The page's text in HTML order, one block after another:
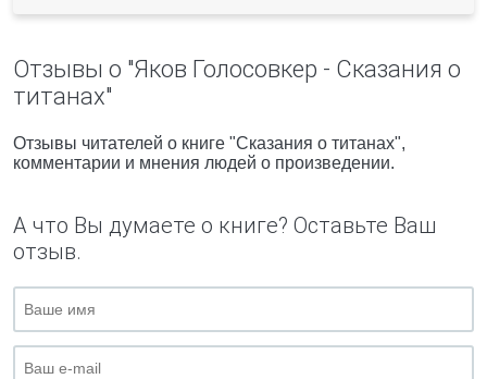
Отзывы о "Яков Голосовкер - Сказания о
титанах"
Отзывы читателей о книге "Сказания о титанах",
комментарии и мнения людей о произведении.
А что Вы думаете о книге? Оставьте Ваш
отзыв.